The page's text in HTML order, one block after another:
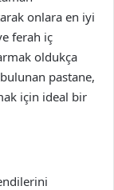
onlara en iyi
ferah iç
oldukça
pastane,
için ideal bir